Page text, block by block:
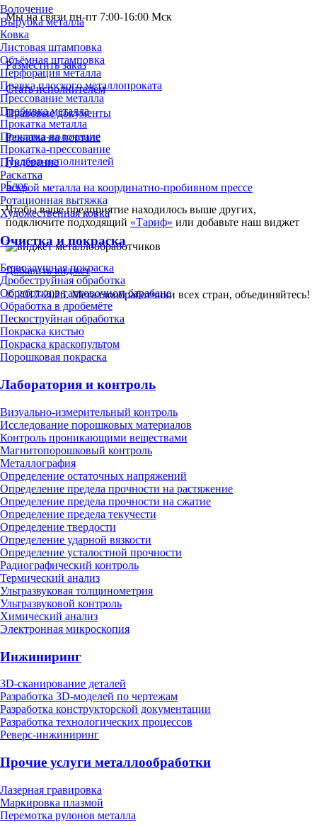
Волочение
Вырубка металла
Ковка
Листовая штамповка
Объёмная штамповка
Перфорация металла
Правка плоского металлопроката
Прессование металла
Пробивка металла
Прокатка металла
Прокатка-волочение
Прокатка-прессование
Пуклевание
Раскатка
Раскрой металла на координатно-пробивном прессе
Ротационная вытяжка
Художественная ковка
Очистка и покраска
Безвоздушная покраска
Дробеструйная обработка
Обработка в галтовочном барабане
Обработка в дробемёте
Пескоструйная обработка
Покраска кистью
Покраска краскопультом
Порошковая покраска
Лаборатория и контроль
Визуально-измерительный контроль
Исследование порошковых материалов
Контроль проникающими веществами
Магнитопорошковый контроль
Металлография
Определение остаточных напряжений
Определение предела прочности на растяжение
Определение предела прочности на сжатие
Определение предела текучести
Определение твердости
Определение ударной вязкости
Определение усталостной прочности
Радиографический контроль
Термический анализ
Ультразвуковая толщинометрия
Ультразвуковой контроль
Химический анализ
Электронная микроскопия
Инжиниринг
3D-сканирование деталей
Разработка 3D-моделей по чертежам
Разработка конструкторской документации
Разработка технологических процессов
Реверс-инжиниринг
Прочие услуги металлообработки
Лазерная гравировка
Маркировка плазмой
Перемотка рулонов металла
Мы на связи пн-пт 7:00-16:00 Мск
Разместить заказ
Стать исполнителем
Правовые документы
Реклама на портале
Подбор исполнителей
Блог
Чтобы ваше предприятие находилось выше других,
подключите подходящий «Тариф» или добавьте наш виджет
Добавить виджет
© 2017-2026. Металлообработчики всех стран, объединяйтесь!